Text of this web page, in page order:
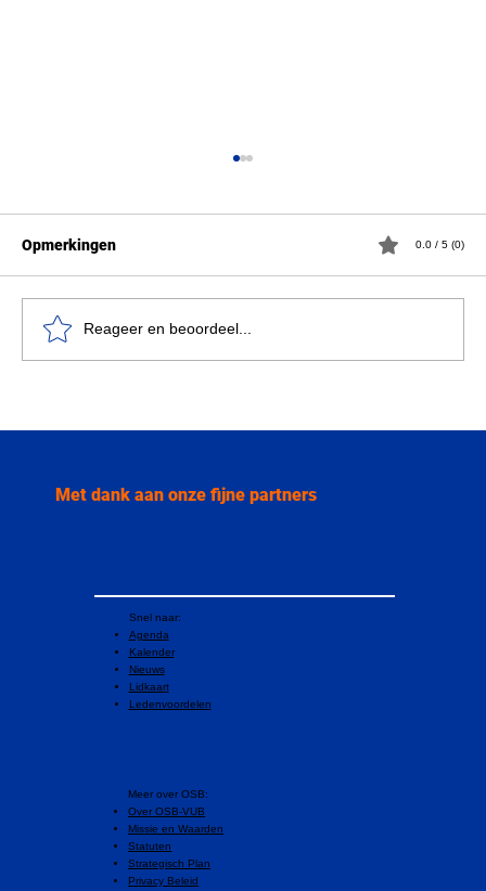
Albanese over Palestina, macht en
Opmerkingen 0.0 / 5 (0)
Reageer en beoordeel...
Met dank aan onze fijne partners
Snel naar:
Agenda
Kalender
Nieuws
Lidkaart
Ledenvoordelen
​Meer over OSB:
Over OSB-VUB
Missie en Waarden
Statuten
Strategisch Plan
Privacy Beleid